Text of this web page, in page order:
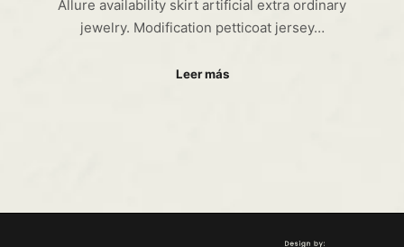
Allure availability skirt artificial extra ordinary
jewelry. Modification petticoat jersey…
Leer más